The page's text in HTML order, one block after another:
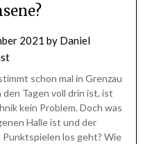
2021 by Daniel
schon mal in Grenzau
Tagen voll drin ist, ist
kein Problem. Doch was
Halle ist und der
los geht? Wie